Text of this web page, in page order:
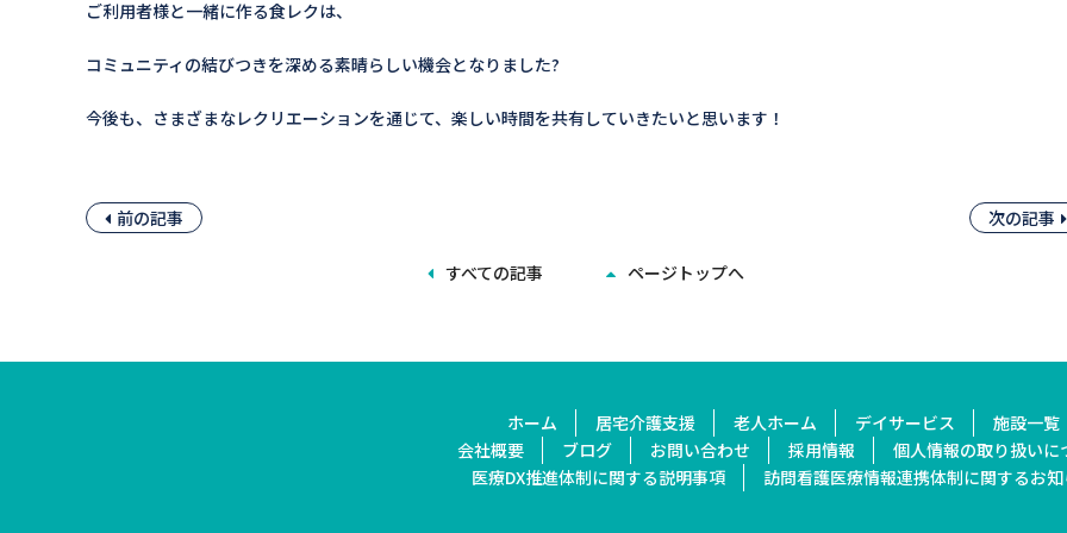
ご利用者様と一緒に作る食レクは、
コミュニティの結びつきを深める素晴らしい機会となりました?
今後も、さまざまなレクリエーションを通じて、楽しい時間を共有していきたいと思います！
前の記事 次の記事
すべての記事 ページトップへ
ホーム 居宅介護支援 老人ホーム デイサービス
施設一覧
会社概要
ブログ お問い合わせ 採用情報
個人情報の取り扱いに
医療DX推進体制に関する説明事項 訪問看護医療情報連携体制に関するお知